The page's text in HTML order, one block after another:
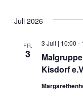
wählen.
Juli 2026
FR.
3
Kisdorf
3 Juli | 10:00 -